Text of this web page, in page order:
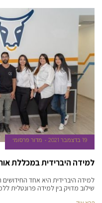
19 בדצמבר 2021 מדור פרסומי
למידה היברידית במכללת
למידה היברידית היא אחד
שילוב מדויק בין למידה פרונטלית